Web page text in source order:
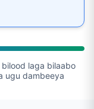
laga bilaabo
ugu dambeeya